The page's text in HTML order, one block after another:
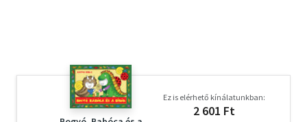
Ez is elérhető kínálatunkban:
2 601 Ft